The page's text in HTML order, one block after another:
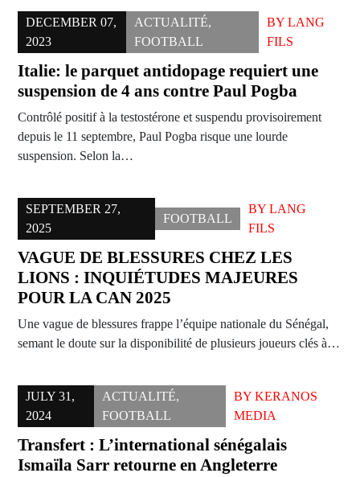
DECEMBER 07,
2023
ACTUALITÉ,
FOOTBALL
BY LANG
FILS
Italie: le parquet antidopage requiert une
suspension de 4 ans contre Paul Pogba
Contrôlé positif à la testostérone et suspendu provisoirement
depuis le 11 septembre, Paul Pogba risque une lourde
suspension. Selon la…
SEPTEMBER 27,
2025
FOOTBALL
BYLANG
FILS
VAGUE DE BLESSURES CHEZ LES
LIONS : INQUIÉTUDES MAJEURES
POUR LA CAN 2025
Une vague de blessures frappe l’équipe nationale du Sénégal,
semant le doute sur la disponibilité de plusieurs joueurs clés à…
JULY 31,
2024
ACTUALITÉ,
FOOTBALL
BYKERANOS
MEDIA
Transfert : L’international sénégalais
Ismaïla Sarr retourne en Angleterre